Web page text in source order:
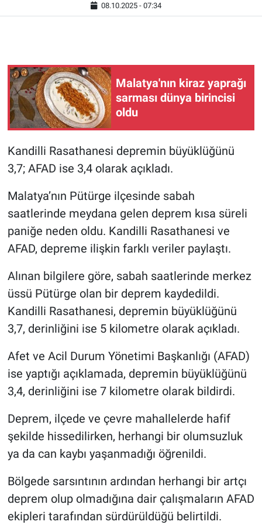
08.10.2025 - 07:34
Malatya'nın kiraz yaprağı
sarması dünya birincisi
oldu
Kandilli Rasathanesi depremin büyüklüğünü
3,7; AFAD ise 3,4 olarak açıkladı.
Malatya’nın Pütürge ilçesinde sabah
saatlerinde meydana gelen deprem kısa süreli
paniğe neden oldu. Kandilli Rasathanesi ve
AFAD, depreme ilişkin farklı veriler paylaştı.
Alınan bilgilere göre, sabah saatlerinde merkez
üssü Pütürge olan bir deprem kaydedildi.
Kandilli Rasathanesi, depremin büyüklüğünü
3,7, derinliğini ise 5 kilometre olarak açıkladı.
Afet ve Acil Durum Yönetimi Başkanlığı (AFAD)
ise yaptığı açıklamada, depremin büyüklüğünü
3,4, derinliğini ise 7 kilometre olarak bildirdi.
Deprem, ilçede ve çevre mahallelerde hafif
şekilde hissedilirken, herhangi bir olumsuzluk
ya da can kaybı yaşanmadığı öğrenildi.
Bölgede sarsıntının ardından herhangi bir artçı
deprem olup olmadığına dair çalışmaların AFAD
ekipleri tarafından sürdürüldüğü belirtildi.